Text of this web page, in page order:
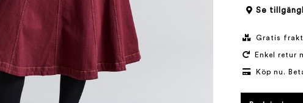
Se
Gratis frakt
Enkel retur
Köp nu.